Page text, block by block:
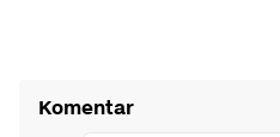
Komentar